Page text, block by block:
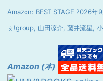
Amazon: BEST STAGE 2026年
ぇ!group, 山田涼介, 藤井流星,
Amazon (本)